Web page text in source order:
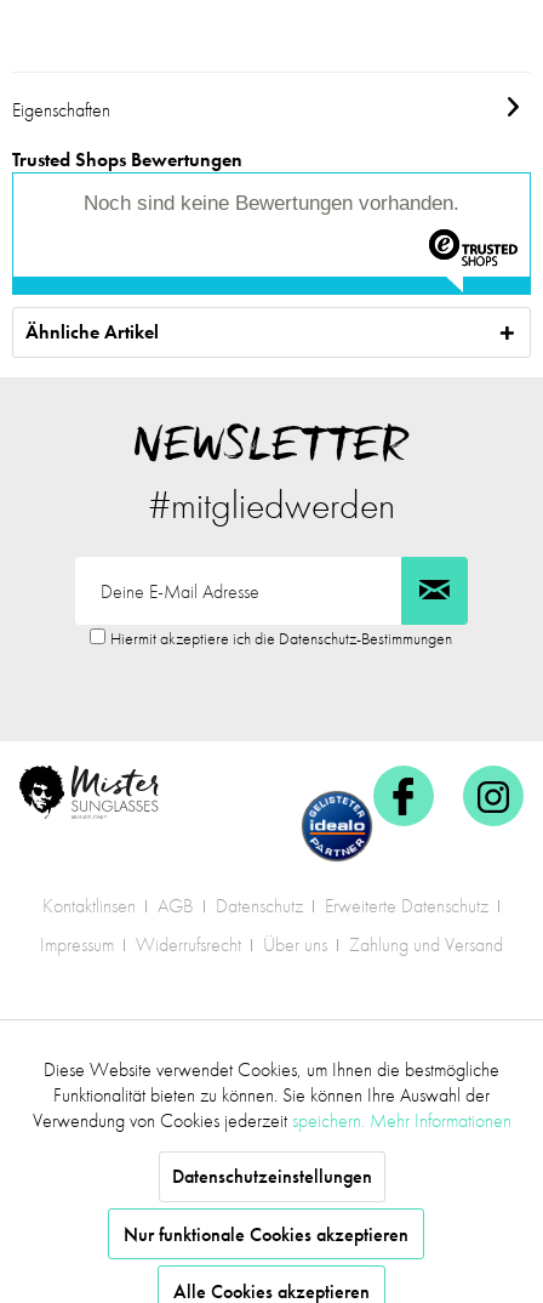
Eigenschaften
Trusted Shops Bewertungen
Noch sind keine Bewertungen vorhanden.
Ähnliche Artikel
NEWSLETTER
#mitgliedwerden
Hiermit akzeptiere ich die Datenschutz-Bestimmungen
Kontaktlinsen AGB Datenschutz
Erweiterte Datenschutz
Impressum
Widerrufsrecht Über uns Zahlung und Versand
Versandkosten.
Funktionale Aktiv
Inaktiv
Diese Website verwendet Cookies, um Ihnen die bestmögliche
Funktionalität bieten zu können. Sie können Ihre Auswahl der
Verwendung von Cookies jederzeitspeichern. Mehr Informationen
Datenschutzeinstellungen
Nur funktionale Cookies akzeptieren
Alle Cookies akzeptieren